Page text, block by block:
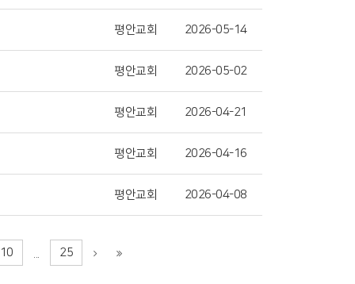
평안교회 2026-05-14
평안교회 2026-05-02
평안교회 2026-04-21
평안교회 2026-04-16
평안교회 2026-04-08
10 25